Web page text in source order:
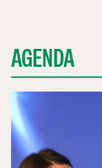
AGENDA